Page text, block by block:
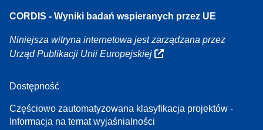
CORDIS - Wyniki badań wspieranych przez UE
Niniejsza witryna internetowa jest zarządzana przez
Urząd Publikacji Unii Europejskiej
Dostępność
Częściowo zautomatyzowana klasyfikacja projektów -
Informacja na temat wyjaśnialności